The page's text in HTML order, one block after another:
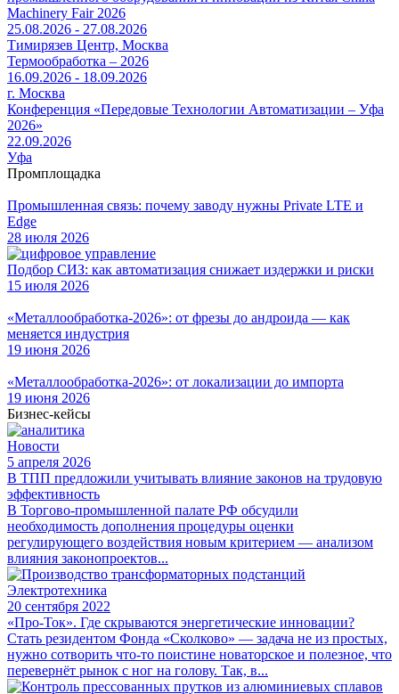
Machinery Fair 2026
25.08.2026 - 27.08.2026
Тимирязев Центр, Москва
Термообработка – 2026
16.09.2026 - 18.09.2026
г. Москва
Конференция «Передовые Технологии Автоматизации – Уфа
2026»
22.09.2026
Уфа
Промплощадка
Промышленная связь: почему заводу нужны Private LTE и
Edge
28 июля 2026
Подбор СИЗ: как автоматизация снижает издержки и риски
15 июля 2026
«Металлообработка-2026»: от фрезы до андроида — как
меняется индустрия
19 июня 2026
«Металлообработка-2026»: от локализации до импорта
19 июня 2026
Бизнес-кейсы
Новости
5 апреля 2026
В ТПП предложили учитывать влияние законов на трудовую
эффективность
В Торгово-промышленной палате РФ обсудили
необходимость дополнения процедуры оценки
регулирующего воздействия новым критерием — анализом
влияния законопроектов...
Электротехника
20 сентября 2022
«Про-Ток». Где скрываются энергетические инновации?
Стать резидентом Фонда «Сколково» — задача не из простых,
нужно сотворить что-то поистине новаторское и полезное, что
перевернёт рынок с ног на голову. Так, в...